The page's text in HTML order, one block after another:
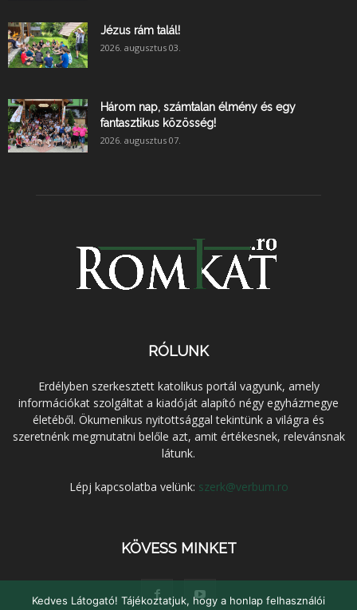
Jézus rám talál!
2026. augusztus 03.
Három nap, számtalan élmény és egy
fantasztikus közösség!
2026. augusztus 07.
RÓLUNK
Erdélyben szerkesztett katolikus portál vagyunk, amely
információkat szolgáltat a kiadóját alapító négy egyházmegye
életéből. Ökumenikus nyitottsággal tekintünk a világra és
szeretnénk megmutatni belőle azt, amit értékesnek, relevánsnak
látunk.
Lépj kapcsolatba velünk: szerk@verbum.ro
KÖVESS MINKET
Kedves Látogató! Tájékoztatjuk, hogy a honlap felhasználói